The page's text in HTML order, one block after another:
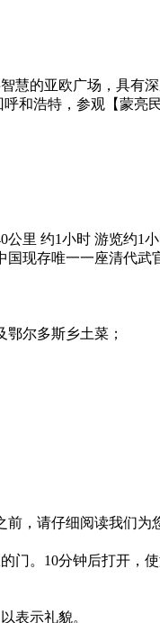
慧的亚欧广场，具有
和浩特，参观【蒙亮
里 约1小时 游览约1
国现存唯一一座清代
尔多斯乡土菜；
，请仔细阅读我们为
门。10分钟后打开，
表示礼貌。